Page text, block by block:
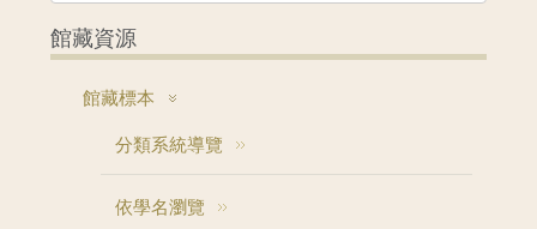
館藏資源
館藏標本
分類系統導覽
依學名瀏覽